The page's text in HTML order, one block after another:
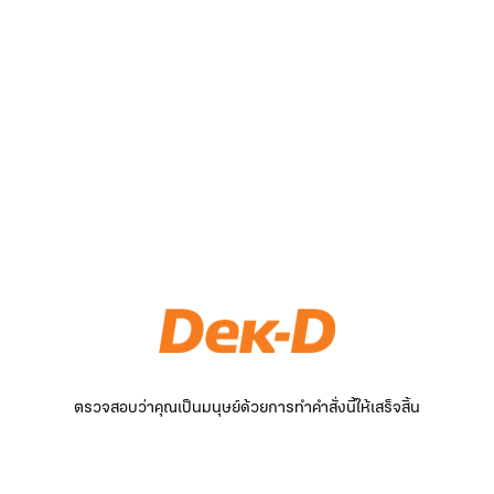
ตรวจสอบว่าคุณเป็นมนุษย์ด้วยการทำคำสั่งนี้ให้เสร็จสิ้น